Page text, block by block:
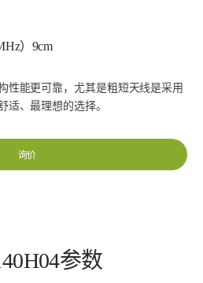
）9cm
性能更可靠，尤其是粗短天线是采用
适、最理想的选择。
询价
参数